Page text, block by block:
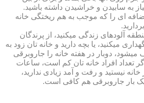
به سابیدن و خراشیدن داشته باشید.
ای را که موجب به هم ریختگی خانه
آلوده‏ای زندگی می‏کنید، از پرندگان
می‏کنید، یا بچه دارید و خانه‏ تان زود به
می‏شود، دوبار در هفته خانه را جاروبرقی
تعداد افراد خانه ‏تان کم است، ساعات
خانه نیستید و رفت و آمد زیادی ندارید،
بار جاروبرقی هم کافی است.